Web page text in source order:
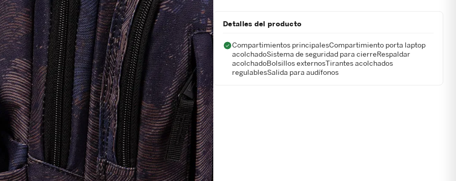
Detalles del producto
Compartimientos principalesCompartimiento porta laptop
acolchadoSistema de seguridad para cierreRespaldar
acolchadoBolsillos externosTirantes acolchados
regulablesSalida para audífonos